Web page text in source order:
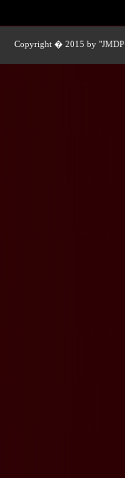
Copyright � 2015 by